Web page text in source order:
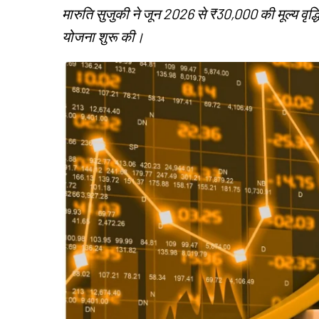
मारुति सुजुकी ने जून 2026 से ₹30,000 की मूल्य
योजना शुरू की।